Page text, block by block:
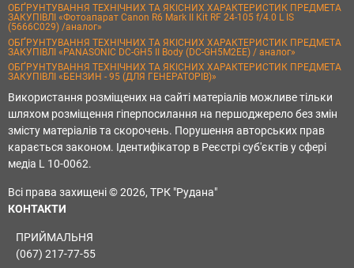
ОБҐРУНТУВАННЯ ТЕХНІЧНИХ ТА ЯКІСНИХ ХАРАКТЕРИСТИК ПРЕДМЕТА
ЗАКУПІВЛІ «Фотоапарат Canon R6 Mark II Kit RF 24-105 f/4.0 L IS
(5666C029) /аналог»
ОБҐРУНТУВАННЯ ТЕХНІЧНИХ ТА ЯКІСНИХ ХАРАКТЕРИСТИК ПРЕДМЕТА
ЗАКУПІВЛІ «PANASONIC DC-GH5 II Body (DC-GH5M2EE) / аналог»
ОБҐРУНТУВАННЯ ТЕХНІЧНИХ ТА ЯКІСНИХ ХАРАКТЕРИСТИК ПРЕДМЕТА
ЗАКУПІВЛІ «БЕНЗИН - 95 (ДЛЯ ГЕНЕРАТОРІВ)»
Використання розміщених на сайті матеріалів можливе тільки
шляхом розміщення гіперпосилання на першоджерело без змін
змісту матеріалів та скорочень. Порушення авторських прав
карається законом. Ідентифікатор в Реєстрі суб'єктів у сфері
медіа L 10-0062.
Всі права захищені © 2026, ТРК "Рудана"
КОНТАКТИ
ПРИЙМАЛЬНЯ
(067) 217-77-55